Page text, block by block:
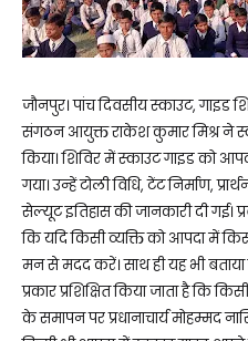
जौनपुर। पांच दिवसीय स्काउट,
संगठन आयुक्त राकेश कुमार मिश्र ने
किया। शिविर में स्काउट गाइड को
गया। उन्हें टोली विधि, टेंट निर्माण,
सेल्यूट इतिहास की जानकारी दी गई।
कि यदि किसी व्यक्ति को आपदा में
मन से मदद करें। साथ ही यह भी
प्रकार प्रशिक्षित किया जाता है कि
के समापन पर प्रधानाचार्य मोहम्मद